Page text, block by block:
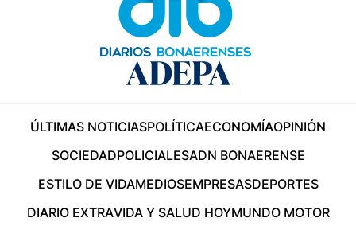
ÚLTIMAS NOTICIASPOLÍTICAECONOMÍAOPINIÓN
SOCIEDADPOLICIALESADN BONAERENSE
ESTILO DE VIDAMEDIOSEMPRESASDEPORTES
DIARIO EXTRAVIDA Y SALUD HOYMUNDO MOTOR